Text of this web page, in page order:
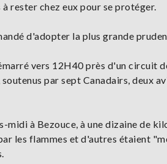
rester chez eux pour se protéger.
d'adopter la plus grande
vers 12H40 près d'un circuit
par sept Canadairs, deux
midi à Bezouce, à une dizaine de
les flammes et d'autres étaient